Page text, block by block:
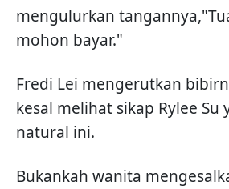
mengulurkan
mohon bayar."
Fredi Lei mengerutkan
kesal melihat sikap Rylee Su
natural ini.
Bukankah wanita